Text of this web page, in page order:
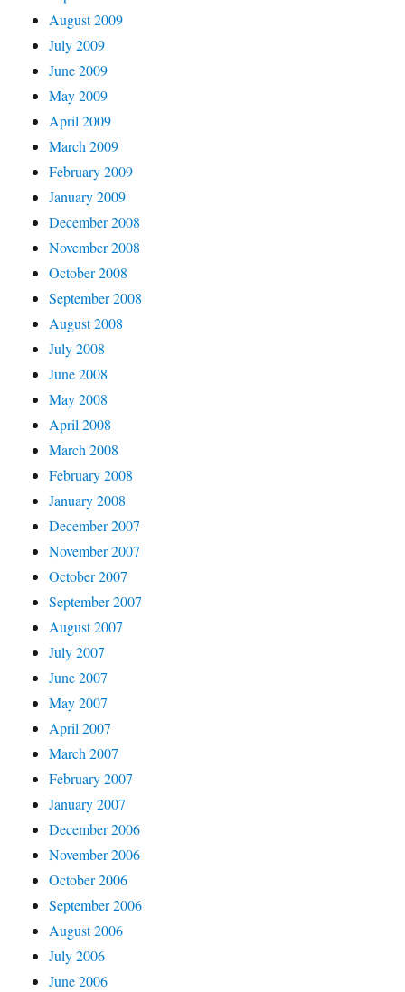
August 2009
July 2009
June 2009
May 2009
April 2009
March 2009
February 2009
January 2009
December 2008
November 2008
October 2008
September 2008
August 2008
July 2008
June 2008
May 2008
April 2008
March 2008
February 2008
January 2008
December 2007
November 2007
October 2007
September 2007
August 2007
July 2007
June 2007
May 2007
April 2007
March 2007
February 2007
January 2007
December 2006
November 2006
October 2006
September 2006
August 2006
July 2006
June 2006